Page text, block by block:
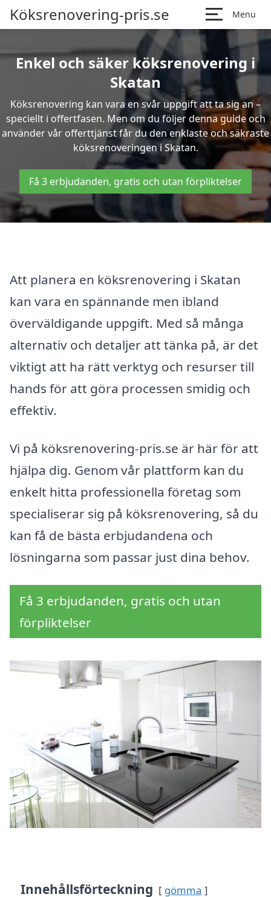
Köksrenovering-pris.se Menu
Enkel och säker köksrenovering i
Skatan
Köksrenovering kan vara en svår uppgift att ta sig an –
speciellt i offertfasen. Men om du följer denna guide och
använder vår offerttjänst får du den enklaste och säkraste
köksrenoveringen i Skatan.
Få 3 erbjudanden, gratis och utan förpliktelser
Att planera en köksrenovering i Skatan
kan vara en spännande men ibland
överväldigande uppgift. Med så många
alternativ och detaljer att tänka på, är det
viktigt att ha rätt verktyg och resurser till
hands för att göra processen smidig och
effektiv.
Vi på köksrenovering-pris.se är här för att
hjälpa dig. Genom vår plattform kan du
enkelt hitta professionella företag som
specialiserar sig på köksrenovering, så du
kan få de bästa erbjudandena och
lösningarna som passar just dina behov.
Få 3 erbjudanden, gratis och utan
förpliktelser
Innehållsförteckning gömma